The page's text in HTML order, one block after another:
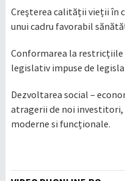
Creşterea calității vieții în
unui cadru favorabil
Conformarea la restricțiile
legislativ impuse de
Dezvoltarea social –
atragerii de noi
moderne si funcționale.